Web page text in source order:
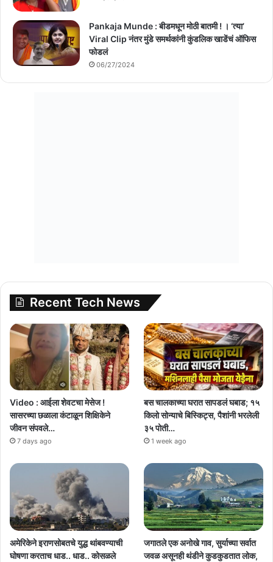
Pankaja Munde : बीडमधून मोठी बातमी ! । ‘त्या’
Viral Clip नंतर मुंडे समर्थकांनी कुंडलिक खाडेंचं ऑफिस
फोडलं
06/27/2024
Recent Tech News
Video : आईला शेवटचा मेसेज !
सासरच्या छळाला कंटाळून शिक्षिकेने
जीवन संपवले…
7 days ago
बस चालकाच्या घरात सापडलं घबाड; १५
किलो सोन्याचे बिस्किट्स, पैशांनी भरलेली
३५ पोती…
1 week ago
अमेरिकेने इराणसोबतचे युद्ध थांबवण्याची
घोषणा करताच धाड.. धाड.. कोसळले
जगातले एक अनोखे गाव, सुर्याच्या सर्वात
जवळ असूनही थंडीने कुडकुडतात लोक,